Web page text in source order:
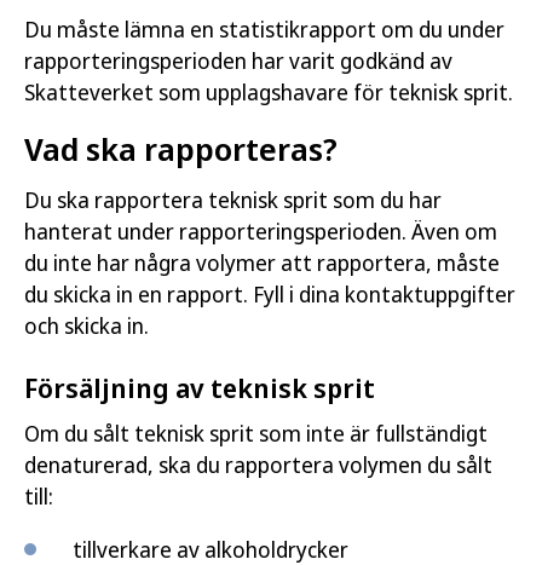
Du måste lämna en statistikrapport om du under
rapporteringsperioden har varit godkänd av
Skatteverket som upplagshavare för teknisk sprit.
Vad ska rapporteras?
Du ska rapportera teknisk sprit som du har
hanterat under rapporteringsperioden. Även om
du inte har några volymer att rapportera, måste
du skicka in en rapport. Fyll i dina kontaktuppgifter
och skicka in.
Försäljning av teknisk sprit
Om du sålt teknisk sprit som inte är fullständigt
denaturerad, ska du rapportera volymen du sålt
till:
tillverkare av alkoholdrycker